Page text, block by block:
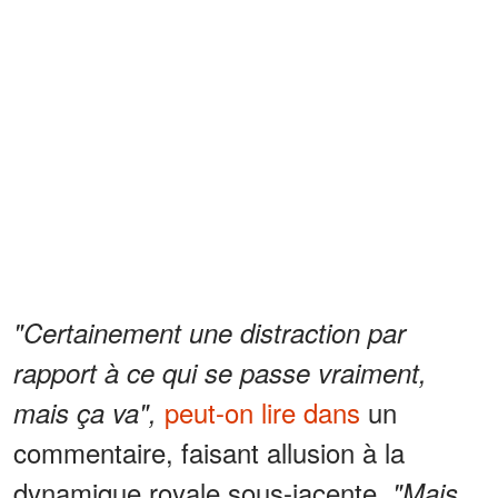
"Certainement une distraction par
rapport à ce qui se passe vraiment,
mais ça va", peut-on lire dans un
commentaire, faisant allusion à la